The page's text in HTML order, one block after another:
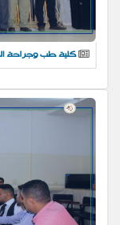
كلية طب وجراحة